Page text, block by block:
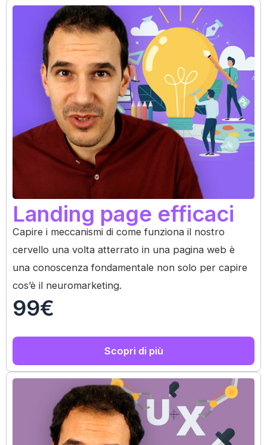
Landing page efficaci
Capire i meccanismi di come funziona il nostro
cervello una volta atterrato in una pagina web è
una conoscenza fondamentale non solo per capire
cos’è il neuromarketing.
99€
Scopri di più